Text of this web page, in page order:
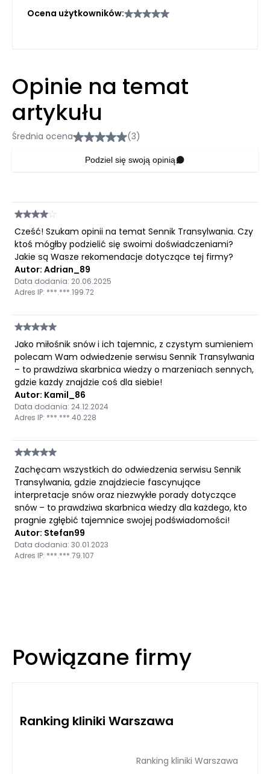
Ocena użytkowników:
Opinie na temat
artykułu
Średnia ocena (3)
Podziel się swoją opinią
Cześć! Szukam opinii na temat Sennik Transylwania. Czy
ktoś mógłby podzielić się swoimi doświadczeniami?
Jakie są Wasze rekomendacje dotyczące tej firmy?
Autor: Adrian_89
Data dodania: 20.06.2025
Adres IP: ***.***.199.72
Jako miłośnik snów i ich tajemnic, z czystym sumieniem
polecam Wam odwiedzenie serwisu Sennik Transylwania
– to prawdziwa skarbnica wiedzy o marzeniach sennych,
gdzie każdy znajdzie coś dla siebie!
Autor: Kamil_86
Data dodania: 24.12.2024
Adres IP: ***.***.40.228
Zachęcam wszystkich do odwiedzenia serwisu Sennik
Transylwania, gdzie znajdziecie fascynujące
interpretacje snów oraz niezwykłe porady dotyczące
snów – to prawdziwa skarbnica wiedzy dla każdego, kto
pragnie zgłębić tajemnice swojej podświadomości!
Autor: Stefan99
Data dodania: 30.01.2023
Adres IP: ***.***.79.107
Powiązane firmy
Ranking kliniki Warszawa
Ranking kliniki Warszawa